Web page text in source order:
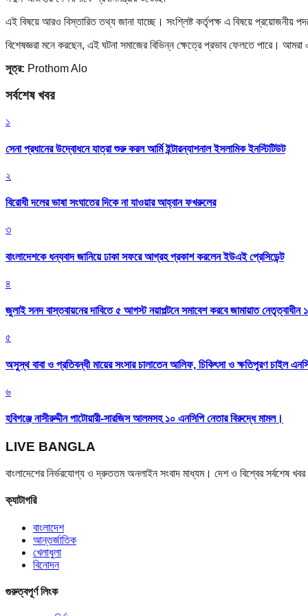
এই বিষয়ে আরও বিস্তারিত তথ্য জানা যাচ্ছে। সংশ্লিষ্ট কর্তৃপক্ষ এ বিষয়ে প্রয়োজনীয়
বিশেষজ্ঞরা মনে করছেন, এই ঘটনা সমাজের বিভিন্ন ক্ষেত্রে প্রভাব ফেলতে পারে।
সূত্র: Prothom Alo
সর্বশেষ খবর
১
সেনা প্রধানের উদ্বোধনে যাত্রা শুরু করল আর্মি ইন্টারন্যাশনাল ইসলামিক ইনস্টিটিউট
২
বিরোধী দলের ভাষা সংঘাতের দিকে না যাওয়ার আহ্বান ফখরুলের
৩
বাংলাদেশকে ধন্যবাদ জানিয়ে ঢাকা সফরে আগ্রহ প্রকাশ করলেন ইউএই প্রেসিডেন্ট
৪
জুলাই সনদ বাস্তবায়নের দাবিতে ৫ আগস্ট নয়াপল্টনে সমাবেশ করবে জামায়াত নেতৃত্বাধীন
৫
অসুস্থ বাবা ও প্রতিবন্ধী মায়ের সংসার চালাতেন আলিফ, চিকিৎসা ও ক্ষতিপূরণ চাইল
৬
হবিগঞ্জে নাসীরুদ্দীন পাটোয়ারী-সারজিস আলমসহ ১০ এনসিপি নেতার বিরুদ্ধে মামল।
LIVE BANGLA
বাংলাদেশের নির্ভরযোগ্য ও দ্রুততম অনলাইন সংবাদ মাধ্যম। দেশ ও বিশ্বের সর্বশেষ
ক্যাটাগরি
বাংলাদেশ
আন্তর্জাতিক
খেলাধুলা
বিনোদন
গুরুত্বপূর্ণ লিংক